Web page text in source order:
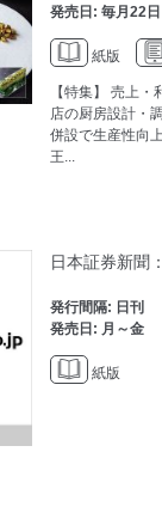
発売日: 毎月22日
紙版
【特集】 売上
店の厨房設計・
併設で生産性向
王...
日本証券新聞
発行間隔: 日刊
発売日: 月～金
紙版